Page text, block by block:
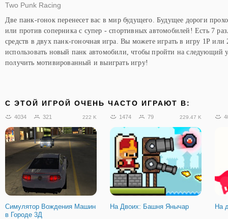
Two Punk Racing
Две панк-гонок перенесет вас в мир будущего. Будущее дороги
или против соперника с супер - спортивных автомобилей! Есть 7
средств в двух панк-гоночная игра. Вы можете играть в игру 1Р
использовать новый панк автомобили, чтобы пройти на следующий
получить мотивированный и выиграть игру!
C ЭТОЙ ИГРОЙ ОЧЕНЬ ЧАСТО ИГРАЮТ В:
4034 321 222 K
Симулятор Вождения Машин
в Городе 3Д
1474 79 229.47 K
На Двоих: Башня Янычар На